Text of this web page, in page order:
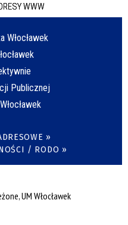
WWW
Włocławek
Publicznej
»
/ RODO »
UM Włocławek